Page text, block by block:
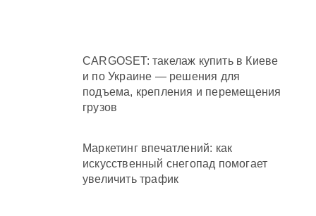
CARGOSET: такелаж купить в Киеве
и по Украине — решения для
подъема, крепления и перемещения
грузов
Маркетинг впечатлений: как
искусственный снегопад помогает
увеличить трафик